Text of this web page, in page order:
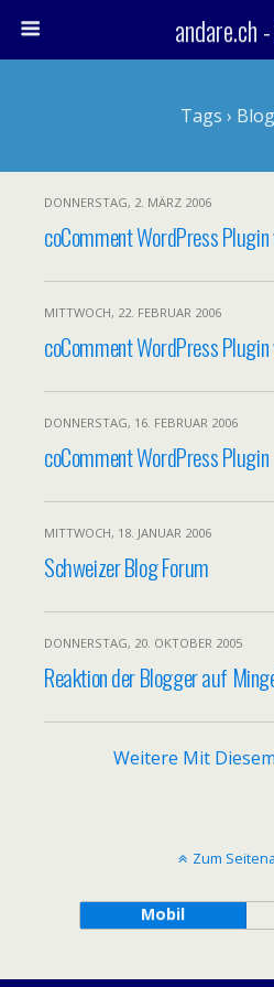
andare.ch
Tags ›
DONNERSTAG, 2. MÄRZ 2006
coComment WordPress Plugin
MITTWOCH, 22. FEBRUAR 2006
coComment WordPress
DONNERSTAG, 16. FEBRUAR 2006
coComment WordPress Plugin
MITTWOCH, 18. JANUAR 2006
Schweizer Blog Forum
DONNERSTAG, 20. OKTOBER 2005
Reaktion der Blogger auf
Weitere Mit
Zum
Mobil